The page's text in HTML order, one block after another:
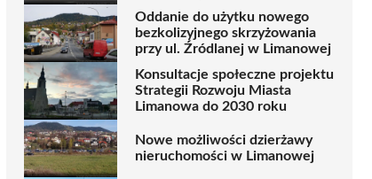
Oddanie do użytku nowego
bezkolizyjnego skrzyżowania
przy ul. Źródlanej w Limanowej
Konsultacje społeczne projektu
Strategii Rozwoju Miasta
Limanowa do 2030 roku
Nowe możliwości dzierżawy
nieruchomości w Limanowej